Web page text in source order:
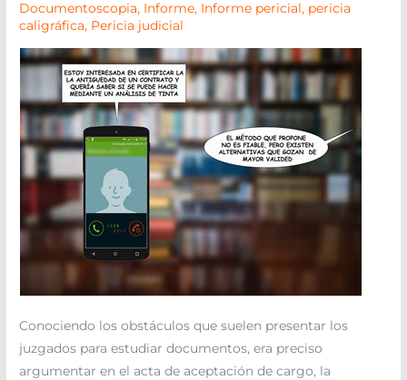
Documentoscopia, Informe, Informe pericial, pericia
caligráfica, Pericia judicial
Conociendo los obstáculos que suelen presentar los
juzgados para estudiar documentos, era preciso
argumentar en el acta de aceptación de cargo, la